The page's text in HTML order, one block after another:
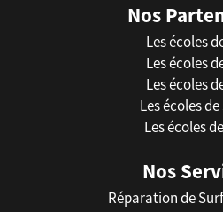
Nos
Les écoles
Les écoles
Les écoles
Les écoles
Les écoles
Nos
Réparation de